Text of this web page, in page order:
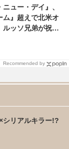
ュー・デイ』、
ム』超えで北米オ
ッソ兄弟が祝福
Recommended by
シリアルキラー!?